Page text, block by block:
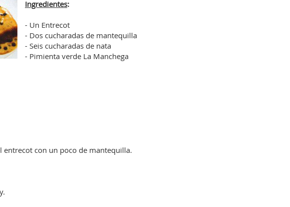
Ingredientes:
- Un Entrecot
- Dos cucharadas de mantequilla
- Seis cucharadas de nata
- Pimienta verde La Manchega
con un poco de mantequilla.